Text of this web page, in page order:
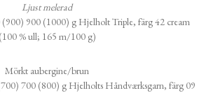
Ljust melerad
900 (1000) g Hjelholt Triple, färg 42 cream
(100 % ull; 165 m/100 g)
Mörkt aubergine/brun
700 (800) g Hjelholts Håndværksgarn, färg 09